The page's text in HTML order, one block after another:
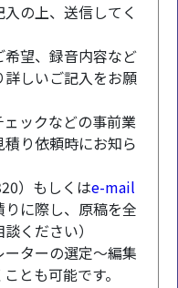
入の上、送信してく
望、録音内容など
しいご記入をお願
ックなどの事前業
り依頼時にお知ら
）もしくはe-mail
に際し、原稿を全
ください）
ターの選定～編集
とも可能です。